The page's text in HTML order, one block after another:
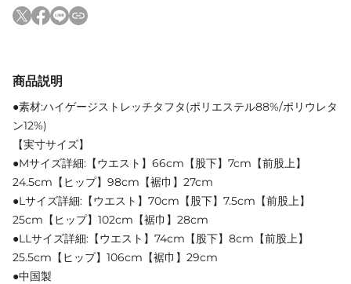
商品説明
●素材:ハイゲージストレッチタフタ(ポリエステル88%/ポリウレタ
ン12%)
【実寸サイズ】
●Mサイズ詳細:【ウエスト】66cm【股下】7cm【前股上】
24.5cm【ヒップ】98cm【裾巾】27cm
●Lサイズ詳細:【ウエスト】70cm【股下】7.5cm【前股上】
25cm【ヒップ】102cm【裾巾】28cm
●LLサイズ詳細:【ウエスト】74cm【股下】8cm【前股上】
25.5cm【ヒップ】106cm【裾巾】29cm
●中国製